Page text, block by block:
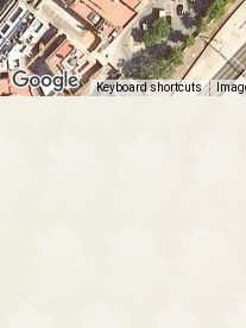
Keyboard shortcuts